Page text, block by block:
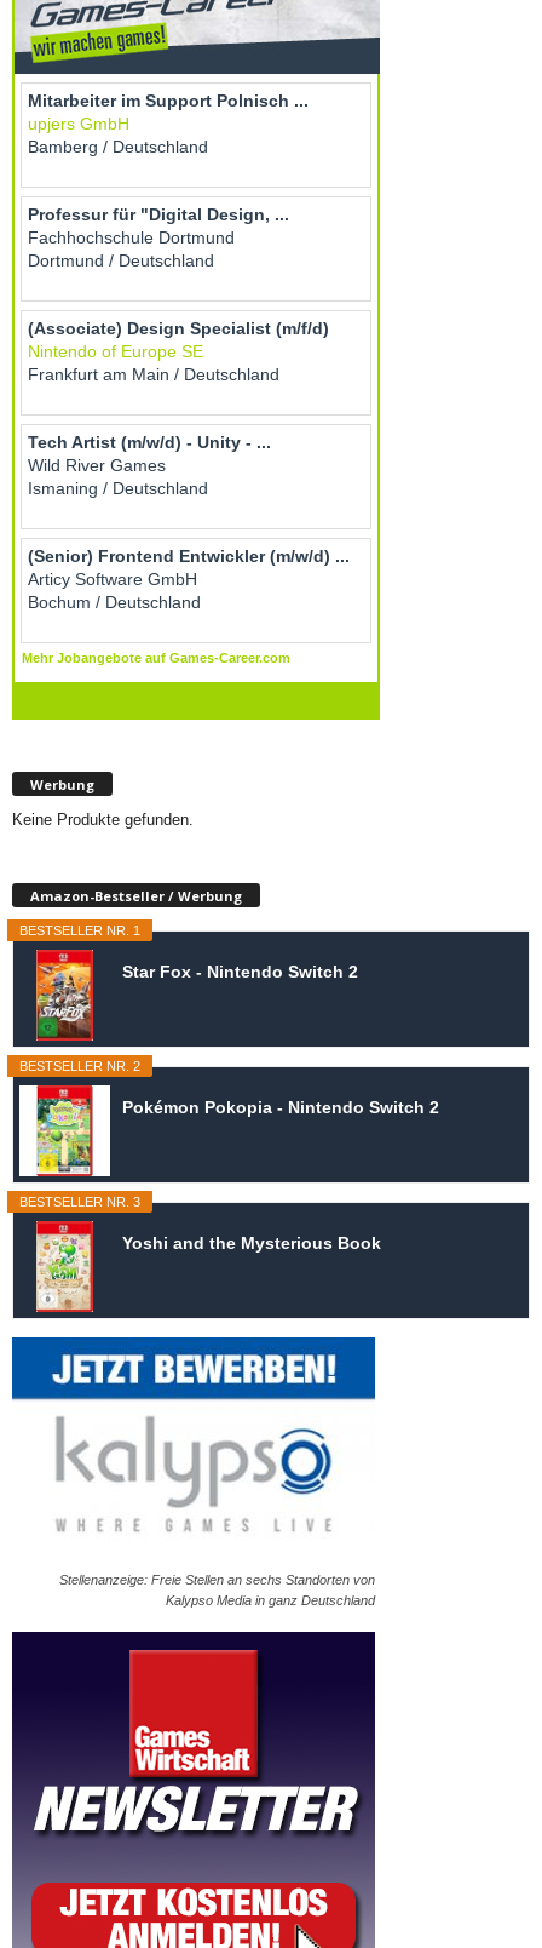
Werbung
Keine Produkte gefunden.
Amazon-Bestseller / Werbung
BESTSELLER NR. 1
Star Fox - Nintendo Switch 2
BESTSELLER NR. 2
Pokémon Pokopia - Nintendo Switch 2
BESTSELLER NR. 3
Yoshi and the Mysterious Book
Stellenanzeige: Freie Stellen an sechs Standorten von
Kalypso Media in ganz Deutschland